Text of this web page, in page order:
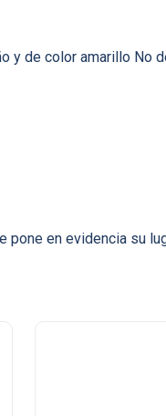
y de color amarillo No
pone en evidencia su